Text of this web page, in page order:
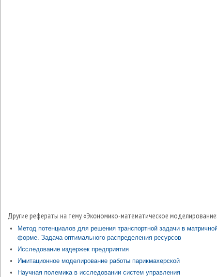
Другие рефераты на тему «Экономико-математическое
Метод потенциалов для решения транспортной задачи в
форме. Задача оптимального распределения ресурсов
Исследование издержек предприятия
Имитационное моделирование работы парикмахерской
Научная полемика в исследовании систем управления